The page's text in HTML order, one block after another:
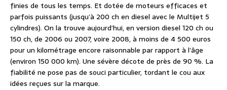
finies de tous les temps. Et dotée de moteurs efficaces et
parfois puissants (jusqu’à 200 ch en diesel avec le Multijet 5
cylindres). On la trouve aujourd’hui, en version diesel 120 ch ou
150 ch, de 2006 ou 2007, voire 2008, à moins de 4 500 euros
pour un kilométrage encore raisonnable par rapport à l’âge
(environ 150 000 km). Une sévère décote de près de 90 %. La
fiabilité ne pose pas de souci particulier, tordant le cou aux
idées reçues sur la marque.